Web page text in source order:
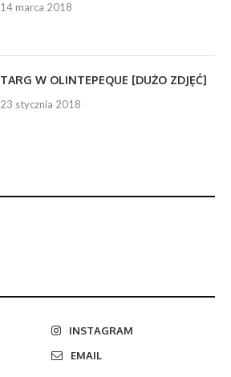
14 marca 2018
TARG W OLINTEPEQUE [DUŻO ZDJĘĆ]
23 stycznia 2018
INSTAGRAM
EMAIL